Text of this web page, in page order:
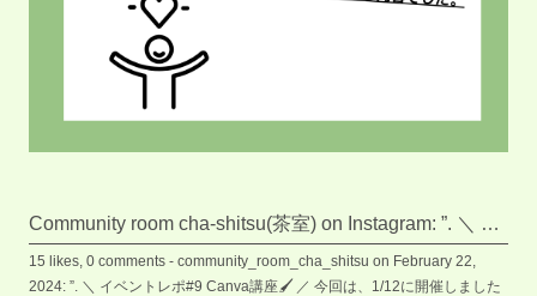
Community room cha-shitsu(茶室) on Instagram: ”. ＼ イ
ベントレポ#9 Canva講座🖌 ／ 今回は、1/12に開催しま
した 『基本のキからはじめるCanvaワークショップ』
15 likes, 0 comments - community_room_cha_shitsu on February 22,
2024: ”. ＼ イベントレポ#9 Canva講座🖌 ／ 今回は、1/12に開催しました